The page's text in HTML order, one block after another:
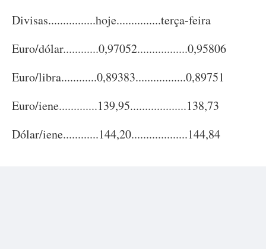
Divisas................hoje...............terça-feira
Euro/dólar............0,97052.................0,95806
Euro/libra............0,89383.................0,89751
Euro/iene.............139,95...................138,73
Dólar/iene............144,20...................144,84